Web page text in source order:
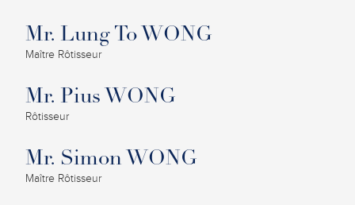
Mr. Lung To WONG
Maître Rôtisseur
Mr. Pius WONG
Rôtisseur
Mr. Simon WONG
Maître Rôtisseur